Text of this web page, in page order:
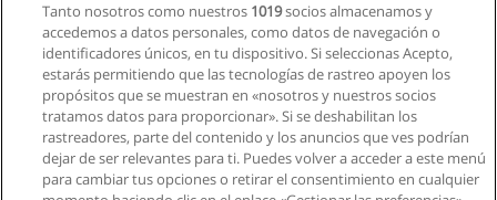
Solicita información
Curso de Community Management. Manejo de
Redes Sociales y Ventas por Internet
Centro de Capacitación Turistica
Solicita información
Tanto nosotros como nuestros 1019socios almacenamos y
accedemos a datos personales, como datos de navegación o
identificadores únicos, en tu dispositivo. Si seleccionas Acepto,
estarás permitiendo que las tecnologías de rastreo apoyen los
propósitos que se muestran en «nosotros y nuestros socios
tratamos datos para proporcionar». Si se deshabilitan los
rastreadores, parte del contenido y los anuncios que ves podrían
dejar de ser relevantes para ti. Puedes volver a acceder a este menú
para cambiar tus opciones o retirar el consentimiento en cualquier